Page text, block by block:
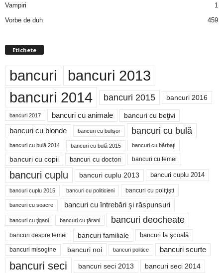
Vampiri
1
Vorbe de duh
459
Etichete
bancuri bancuri 2013
bancuri 2014 bancuri 2015 bancuri 2016
bancuri 2017 bancuri cu animale bancuri cu beţivi
bancuri cu blonde bancuri cu bulişor bancuri cu bulă
bancuri cu bulă 2014 bancuri cu bulă 2015 bancuri cu bărbaţi
bancuri cu copii bancuri cu doctori bancuri cu femei
bancuri cuplu bancuri cuplu 2013 bancuri cuplu 2014
bancuri cuplu 2015 bancuri cu politicieni bancuri cu poliţişti
bancuri cu soacre bancuri cu întrebări şi răspunsuri
bancuri cu ţigani bancuri cu ţărani bancuri deocheate
bancuri despre femei bancuri familiale bancuri la şcoală
bancuri misogine bancuri noi bancuri politice bancuri scurte
bancuri seci bancuri seci 2013 bancuri seci 2014